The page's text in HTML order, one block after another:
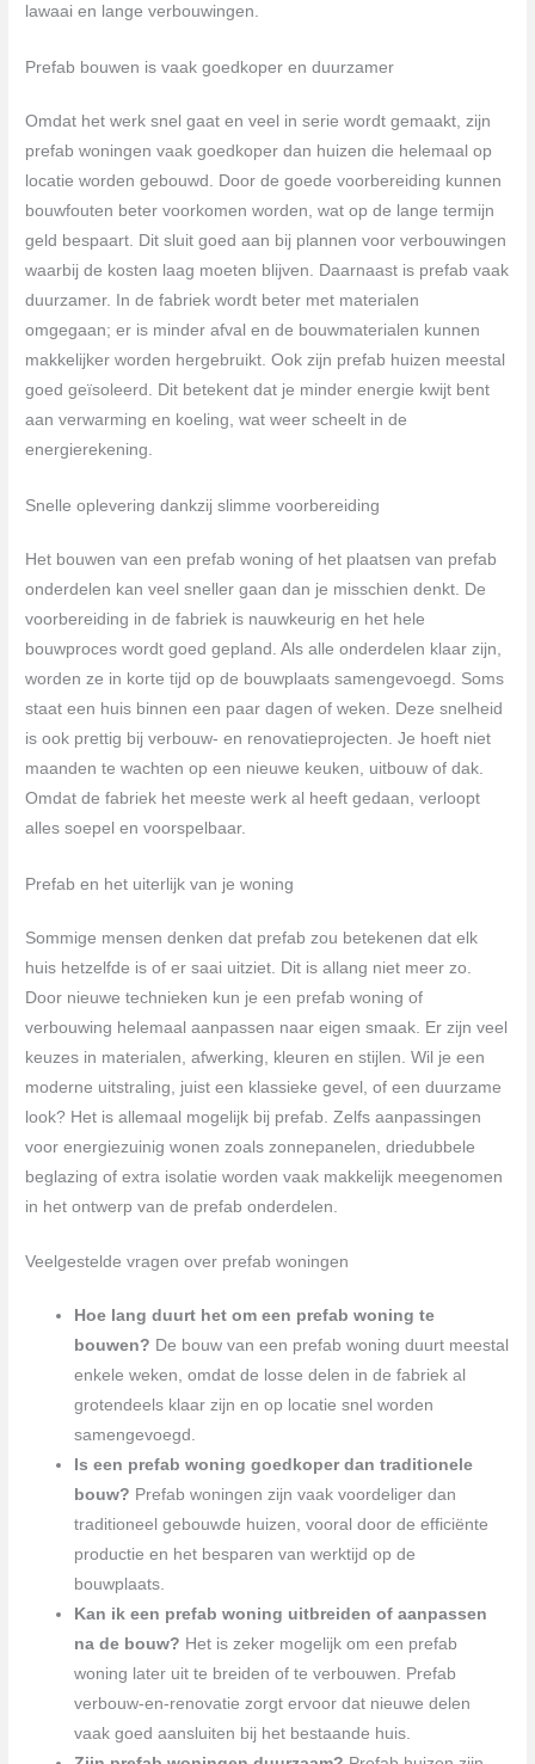
lawaai en lange verbouwingen.
Prefab bouwen is vaak goedkoper en duurzamer
Omdat het werk snel gaat en veel in serie wordt gemaakt, zijn
prefab woningen vaak goedkoper dan huizen die helemaal op
locatie worden gebouwd. Door de goede voorbereiding kunnen
bouwfouten beter voorkomen worden, wat op de lange termijn
geld bespaart. Dit sluit goed aan bij plannen voor verbouwingen
waarbij de kosten laag moeten blijven. Daarnaast is prefab vaak
duurzamer. In de fabriek wordt beter met materialen
omgegaan; er is minder afval en de bouwmaterialen kunnen
makkelijker worden hergebruikt. Ook zijn prefab huizen meestal
goed geïsoleerd. Dit betekent dat je minder energie kwijt bent
aan verwarming en koeling, wat weer scheelt in de
energierekening.
Snelle oplevering dankzij slimme voorbereiding
Het bouwen van een prefab woning of het plaatsen van prefab
onderdelen kan veel sneller gaan dan je misschien denkt. De
voorbereiding in de fabriek is nauwkeurig en het hele
bouwproces wordt goed gepland. Als alle onderdelen klaar zijn,
worden ze in korte tijd op de bouwplaats samengevoegd. Soms
staat een huis binnen een paar dagen of weken. Deze snelheid
is ook prettig bij verbouw- en renovatieprojecten. Je hoeft niet
maanden te wachten op een nieuwe keuken, uitbouw of dak.
Omdat de fabriek het meeste werk al heeft gedaan, verloopt
alles soepel en voorspelbaar.
Prefab en het uiterlijk van je woning
Sommige mensen denken dat prefab zou betekenen dat elk
huis hetzelfde is of er saai uitziet. Dit is allang niet meer zo.
Door nieuwe technieken kun je een prefab woning of
verbouwing helemaal aanpassen naar eigen smaak. Er zijn veel
keuzes in materialen, afwerking, kleuren en stijlen. Wil je een
moderne uitstraling, juist een klassieke gevel, of een duurzame
look? Het is allemaal mogelijk bij prefab. Zelfs aanpassingen
voor energiezuinig wonen zoals zonnepanelen, driedubbele
beglazing of extra isolatie worden vaak makkelijk meegenomen
in het ontwerp van de prefab onderdelen.
Veelgestelde vragen over prefab woningen
Hoe lang duurt het om een prefab woning te
bouwen? De bouw van een prefab woning duurt meestal
enkele weken, omdat de losse delen in de fabriek al
grotendeels klaar zijn en op locatie snel worden
samengevoegd.
Is een prefab woning goedkoper dan traditionele
bouw? Prefab woningen zijn vaak voordeliger dan
traditioneel gebouwde huizen, vooral door de efficiënte
productie en het besparen van werktijd op de
bouwplaats.
Kan ik een prefab woning uitbreiden of aanpassen
na de bouw? Het is zeker mogelijk om een prefab
woning later uit te breiden of te verbouwen. Prefab
verbouw-en-renovatie zorgt ervoor dat nieuwe delen
vaak goed aansluiten bij het bestaande huis.